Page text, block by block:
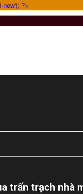
trấn trạch nhà